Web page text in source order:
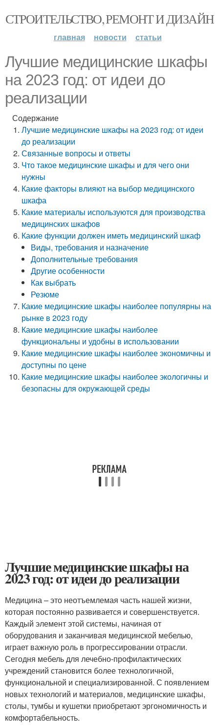
СТРОИТЕЛЬСТВО, РЕМОНТ И ДИЗАЙН
главная новости статьи
Лучшие медицинские шкафы
на 2023 год: от идеи до
реализации
Содержание
Лучшие медицинские шкафы на 2023 год: от идеи
до реализации
Связанные вопросы и ответы
Что такое медицинские шкафы и для чего они
нужны
Какие факторы влияют на выбор медицинского
шкафа
Какие материалы используются для производства
медицинских шкафов
Какие функции должен иметь медицинский шкаф
Виды, требования и назначение
Дополнительные требования
Другие особенности
Как выбрать
Резюме
Какие медицинские шкафы наиболее популярны на
рынке в 2023 году
Какие медицинские шкафы наиболее
функциональны и удобны в использовании
Какие медицинские шкафы наиболее экономичны и
доступны по цене
Какие медицинские шкафы наиболее экологичны и
безопасны для окружающей среды
Лучшие медицинские шкафы на
2023 год: от идеи до реализации
Медицина – это неотъемлемая часть нашей жизни,
которая постоянно развивается и совершенствуется.
Каждый элемент этой системы, начиная от
оборудования и заканчивая медицинской мебелью,
играет важную роль в прогрессировании отрасли.
Сегодня мебель для лечебно-профилактических
учреждений становится более технологичной,
функциональной и специализированной. С появлением
новых технологий и материалов, медицинские шкафы,
столы, тумбы и кушетки приобретают эргономичность и
комфортабельность.